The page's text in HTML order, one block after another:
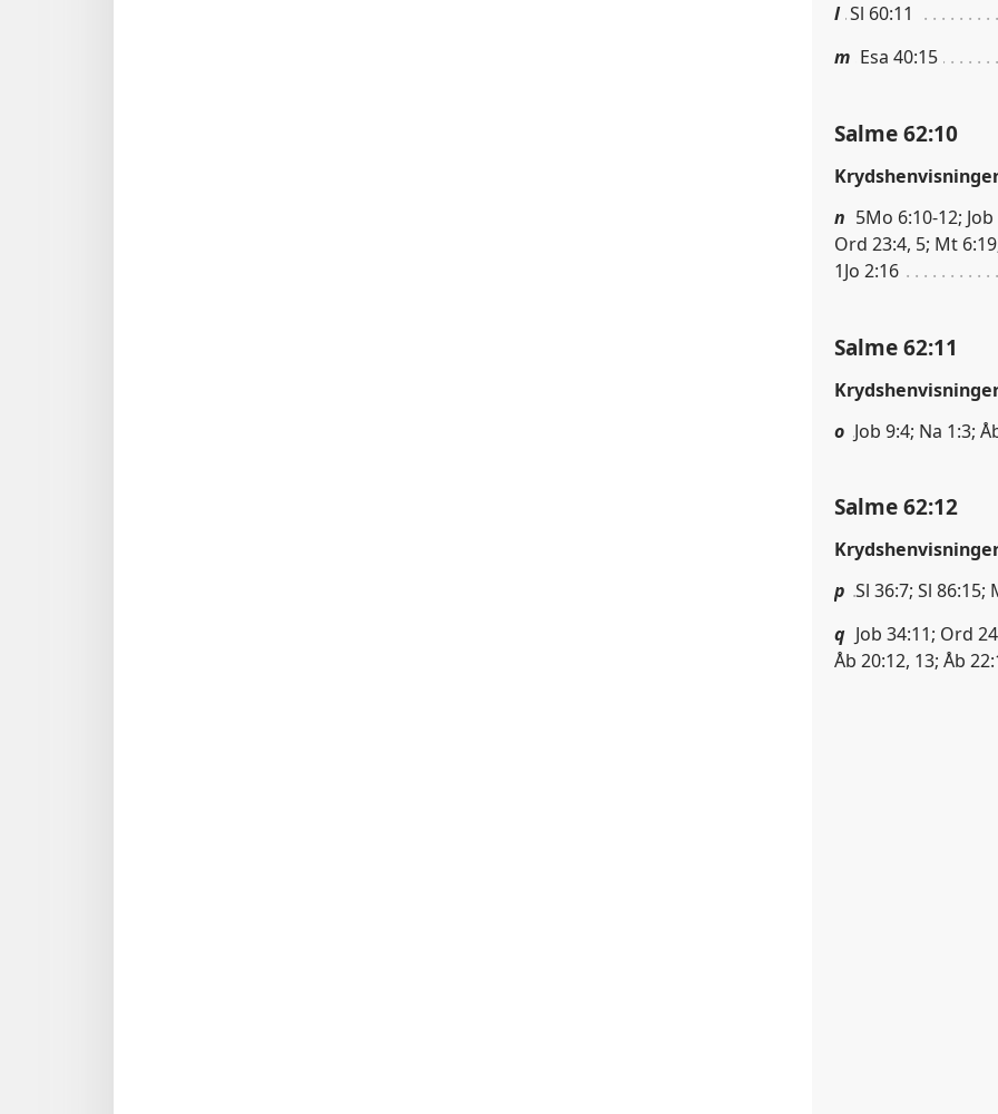
l Sl 60:11
m Esa 40:15
Salme 62:10
n 5Mo 6:10-12;
Ord 23:4, 5; Mt
1Jo 2:16
Salme 62:11
o Job 9:4; Na 1:3;
Salme 62:12
p Sl 36:7; Sl 86:15;
q Job 34:11; Ord
Åb 20:12, 13; Åb